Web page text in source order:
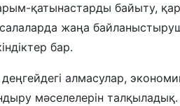
қатынастарды байыту,
жаңа
бар.
алмасулар,
мәселелерін